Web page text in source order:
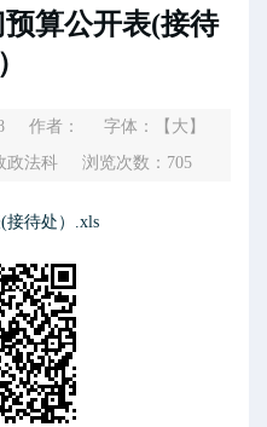
算公开表(接待
作者： 字体：
【大】
政法科 浏览次数： 705
接待处）.xls